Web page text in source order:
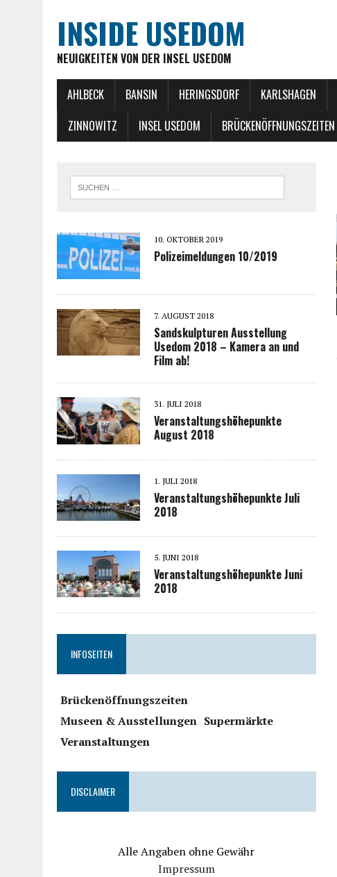
INSIDE USEDOM
NEUIGKEITEN VON DER INSEL USEDOM
AHLBECK BANSIN HERINGSDORF KARLSHAGEN
ZINNOWITZ
INSEL USEDOM BRÜCKENÖFFNUNGSZEITEN
10. OKTOBER 2019
Polizeimeldungen 10/2019
7. AUGUST 2018
Sandskulpturen Ausstellung
Usedom 2018 – Kamera an und
Film ab!
31. JULI 2018
Veranstaltungshöhepunkte
August 2018
1. JULI 2018
Veranstaltungshöhepunkte Juli
2018
5. JUNI 2018
Veranstaltungshöhepunkte Juni
2018
INFOSEITEN
Brückenöffnungszeiten
Museen & Ausstellungen Supermärkte
Veranstaltungen
DISCLAIMER
Alle Angaben ohne Gewähr
Impressum